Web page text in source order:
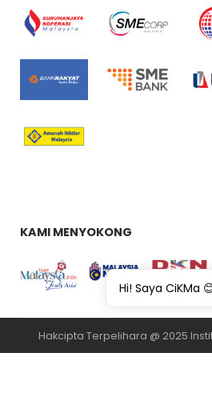
KAMI MENYOKONG
Hakcipta Terpelihara @ 2025
Hi! Saya CiKMa